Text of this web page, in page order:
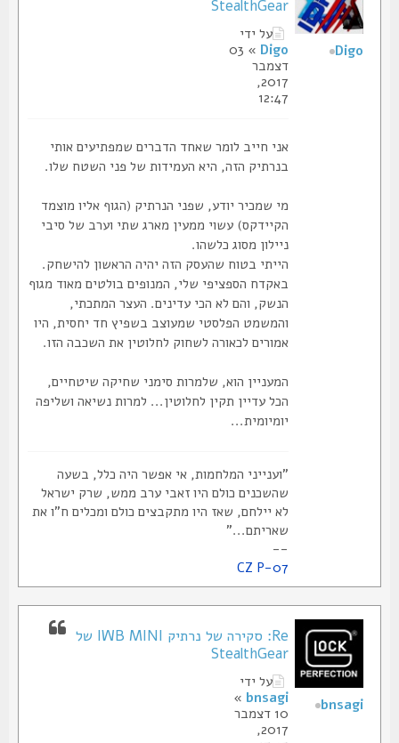
StealthGear
על ידי
Digo
» 03
דצמבר
2017,
12:47
אני חייב לומר שאחד הדברים שמפתיעים אותי
בנרתיק הזה, היא העמידות של פני השטח שלו.
מי שמכיר יודע, שפני הנרתיק (הגוף אליו מוצמד
הקיידקס) עשוי ממעין מארג שתי וערב של סיבי
ניילון מסוג כלשהו.
הייתי בטוח שהעסק הזה יהיה הראשון להישחק.
באקדח הספציפי שלי, המנופים בולטים מאוד מגוף
הנשק, והם לא הכי עדינים. העצר המתכתי,
והמשמט הפלסטי שמעוצב בשפיץ חד יחסית, היו
אמורים לכאורה לשחוק לחלוטין את השכבה הזו.
המעניין הוא, שלמרות סימני שחיקה שיטחיים,
הכל עדיין תקין לחלוטין... למרות נשיאה ושליפה
יומיומית...
"וענייני המלחמות, אי אפשר היה כלל, בשעה
שהשכנים כולם היו זאבי ערב ממש, שרק ישראל
לא יילחם, שאז היו מתקבצים כולם ומכלים ח"ו את
שאריתם..."
CZ P-07
Digo
Re: סקירה של נרתיק IWB MINI של
StealthGear
על ידי
bnsagi
»
10 דצמבר
2017,
bnsagi